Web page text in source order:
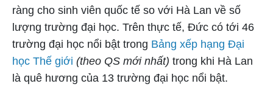
ràng cho sinh viên quốc tế so với Hà Lan về số
lượng trường đại học. Trên thực tế, Đức có tới 46
trường đại học nổi bật trong Bảng xếp hạng Đại
học Thế giới (theo QS mới nhất) trong khi Hà Lan
là quê hương của 13 trường đại học nổi bật.